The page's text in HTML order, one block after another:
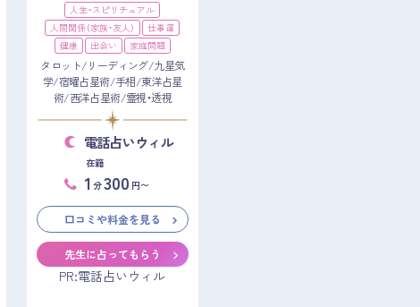
人生・スピリチュアル
人間関係（家族・友人）
仕事運
健康
出会い 家庭問題
タロット/リーディング/九星気
学/宿曜占星術/手相/東洋占星
術/西洋占星術/霊視・透視
電話占いウィル
在籍
1 分300 円〜
口コミや料金を見る
先生に占ってもらう
PR:電話占いウィル